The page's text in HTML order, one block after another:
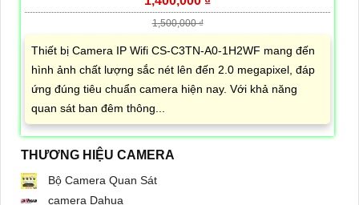
1,500,000 ₫
Thiết bị Camera IP Wifi CS-C3TN-A0-1H2WF mang đến
hình ảnh chất lượng sắc nét lên đến 2.0 megapixel, đáp
ứng đúng tiêu chuẩn camera hiện nay. Với khả năng
quan sát ban đêm thông...
THƯƠNG HIỆU CAMERA
Bộ Camera Quan Sát
camera Dahua